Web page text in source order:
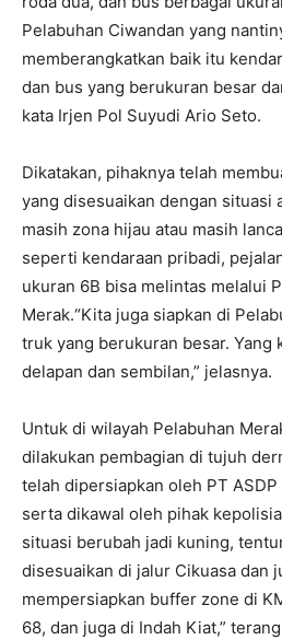
Pelabuhan Ciwandan yang
memberangkatkan baik itu
dan bus yang berukuran besar
kata Irjen Pol Suyudi Ario Seto.
Dikatakan, pihaknya telah
yang disesuaikan dengan situasi
masih zona hijau atau masih
seperti kendaraan pribadi,
ukuran 6B bisa melintas melalui
Merak.“Kita juga siapkan di
truk yang berukuran besar. Yang
delapan dan sembilan,” jelasnya.
Untuk di wilayah Pelabuhan
dilakukan pembagian di tujuh
telah dipersiapkan oleh PT
serta dikawal oleh pihak
situasi berubah jadi kuning,
disesuaikan di jalur Cikuasa dan
mempersiapkan buffer zone di
68, dan juga di Indah Kiat,”